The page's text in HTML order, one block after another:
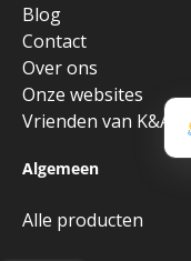
Blog
Contact
Over ons
Onze websites
Vrienden van K&A
Algemeen
Alle producten